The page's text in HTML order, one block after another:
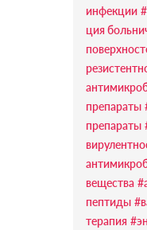
инфекции
ция
препараты
препараты
вещества
пептиды
терапия